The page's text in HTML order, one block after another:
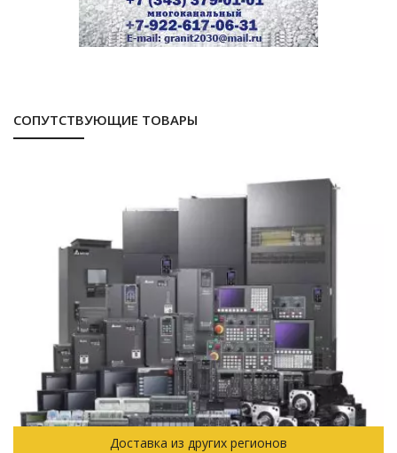
СОПУТСТВУЮЩИЕ ТОВАРЫ
Доставка из других регионов